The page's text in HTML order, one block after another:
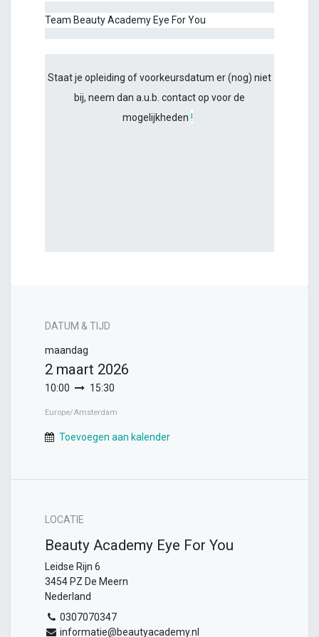
Team Beauty Academy Eye For You
Staat je opleiding of voorkeursdatum er (nog) niet
bij, neem dan a.u.b. contact op voor de
mogelijkheden !
DATUM & TIJD
maandag
2 maart 2026
10:00 15:30
Europe/Amsterdam
Toevoegen aan kalender
LOCATIE
Beauty Academy Eye For You
Leidse Rijn 6
3454 PZ De Meern
Nederland
0307070347
informatie@beautyacademy.nl